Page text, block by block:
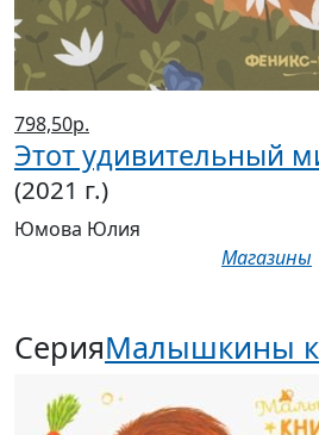
798,50р.
Этот удивительный
(2021 г.)
Юмова Юлия
Магазины
СерияМалышкины